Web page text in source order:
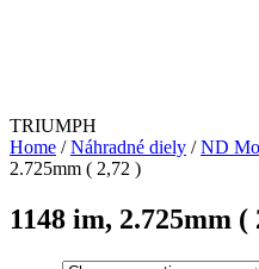
TRIUMPH
Home /Náhradné diely /ND
2.725mm ( 2,72 )
1148 im, 2.725mm (